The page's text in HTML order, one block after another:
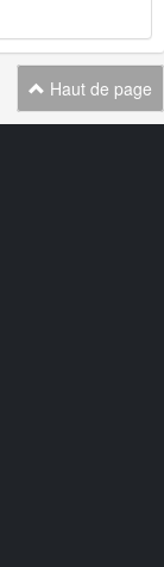
Haut de page